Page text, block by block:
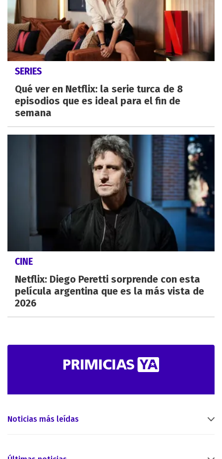
SERIES
Qué ver en Netflix: la serie turca de 8
episodios que es ideal para el fin de
semana
CINE
Netflix: Diego Peretti sorprende con esta
película argentina que es la más vista de
2026
Noticias más leídas